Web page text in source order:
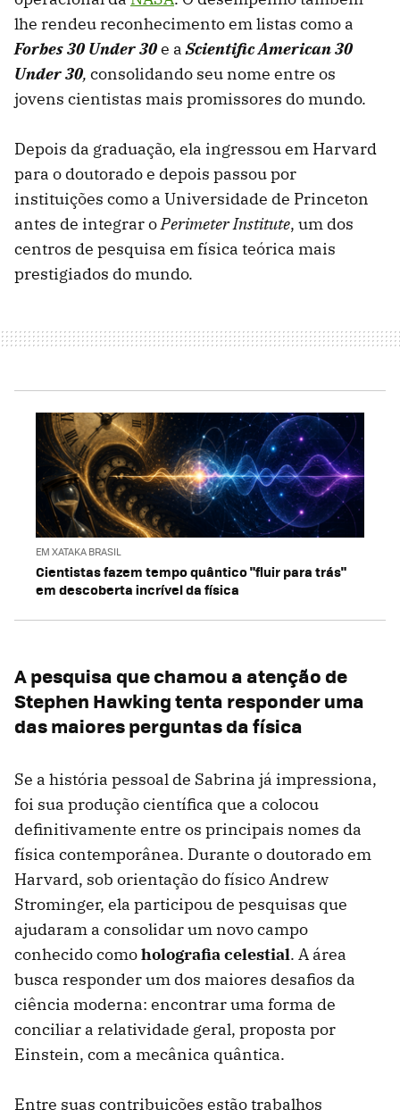
lhe rendeu reconhecimento em listas como a
Forbes 30 Under 30e aScientific American 30
Under 30, consolidando seu nome entre os
jovens cientistas mais promissores do mundo.
Depois da graduação, ela ingressou em Harvard
para o doutorado e depois passou por
instituições como a Universidade de Princeton
antes de integrar oPerimeter Institute, um dos
centros de pesquisa em física teórica mais
prestigiados do mundo.
EM XATAKA BRASIL
Cientistas fazem tempo quântico "fluir para trás"
em descoberta incrível da física
A pesquisa que chamou a atenção de
Stephen Hawking tenta responder uma
das maiores perguntas da física
Se a história pessoal de Sabrina já impressiona,
foi sua produção científica que a colocou
definitivamente entre os principais nomes da
física contemporânea. Durante o doutorado em
Harvard, sob orientação do físico Andrew
Strominger, ela participou de pesquisas que
ajudaram a consolidar um novo campo
conhecido comoholografia celestial. A área
busca responder um dos maiores desafios da
ciência moderna: encontrar uma forma de
conciliar a relatividade geral, proposta por
Einstein, com a mecânica quântica.
Entre suas contribuições estão trabalhos